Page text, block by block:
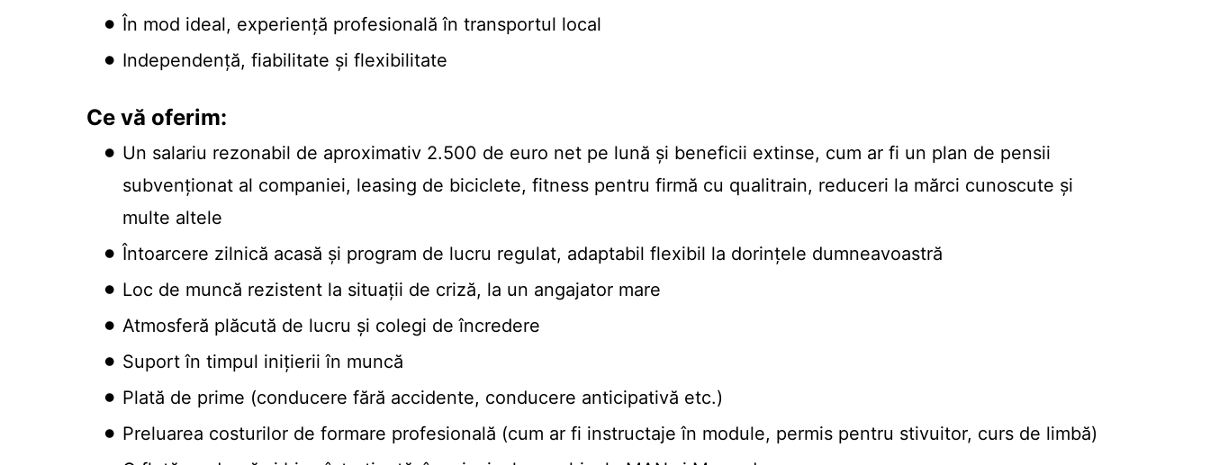
În mod ideal, experiență profesională în transportul local
Independență, fiabilitate și flexibilitate
Ce vă oferim:
Un salariu rezonabil de aproximativ 2.500 de euro net pe lună și beneficii extinse, cum ar fi un plan de pensii
subvenționat al companiei, leasing de biciclete, fitness pentru firmă cu qualitrain, reduceri la mărci cunoscute și
multe altele
Întoarcere zilnică acasă și program de lucru regulat, adaptabil flexibil la dorințele dumneavoastră
Loc de muncă rezistent la situații de criză, la un angajator mare
Atmosferă plăcută de lucru și colegi de încredere
Suport în timpul inițierii în muncă
Plată de prime (conducere fără accidente, conducere anticipativă etc.)
Preluarea costurilor de formare profesională (cum ar fi instructaje în module, permis pentru stivuitor, curs de limbă)